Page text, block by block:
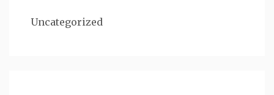
Uncategorized